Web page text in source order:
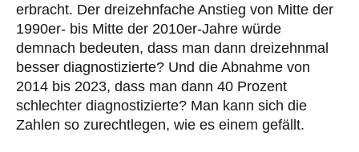
erbracht. Der dreizehnfache Anstieg von Mitte der
1990er- bis Mitte der 2010er-Jahre würde
demnach bedeuten, dass man dann dreizehnmal
besser diagnostizierte? Und die Abnahme von
2014 bis 2023, dass man dann 40 Prozent
schlechter diagnostizierte? Man kann sich die
Zahlen so zurechtlegen, wie es einem gefällt.